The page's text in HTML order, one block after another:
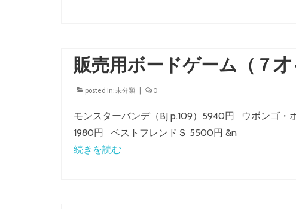
販売用ボードゲーム（７才
posted in:未分類 0
モンスターバンデ（BJ p.109）5940円 ウボン
1980円 ベストフレンドＳ 5500円 &n
続きを読む